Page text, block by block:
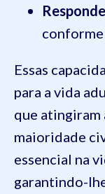
conforme
Essas
para a vida
que atingiram
maioridade
essencial na
garantindo-